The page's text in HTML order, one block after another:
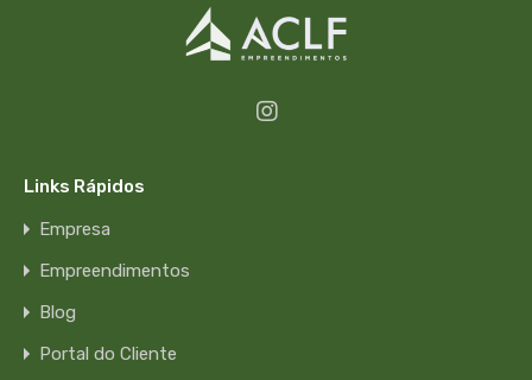
Links Rápidos
Empresa
Empreendimentos
Blog
Portal do Cliente